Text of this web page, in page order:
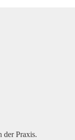
der Praxis.